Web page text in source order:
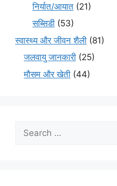
निर्यात/आयात (21)
सब्सिडी (53)
स्वास्थ्य और जीवन शैली (81)
जलवायु जानकारी (25)
मौसम और खेती (44)